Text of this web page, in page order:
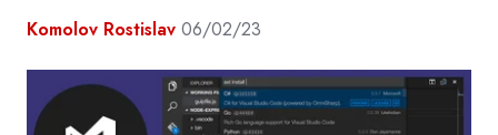
Komolov Rostislav 06/02/23